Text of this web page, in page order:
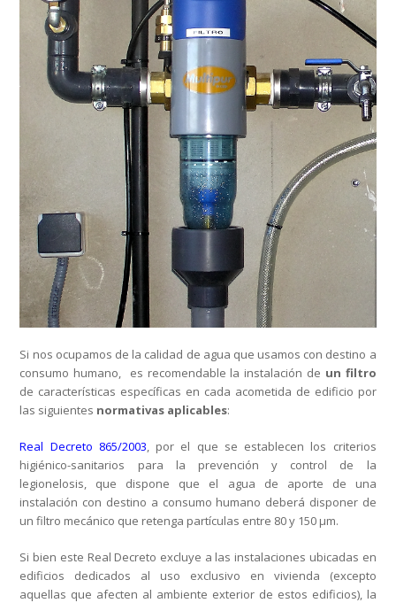
Si nos ocupamos de la calidad de agua que usamos con destino a
consumo humano, es recomendable la instalación de un filtro
de características específicas en cada acometida de edificio por
las siguientes normativas aplicables:
Real Decreto 865/2003 , por el que se establecen los criterios
higiénico-sanitarios para la prevención y control de la
legionelosis, que dispone que el agua de aporte de una
instalación con destino a consumo humano deberá disponer de
un filtro mecánico que retenga partículas entre 80 y 150 µm.
Si bien este Real Decreto excluye a las instalaciones ubicadas en
edificios dedicados al uso exclusivo en vivienda (excepto
aquellas que afecten al ambiente exterior de estos edificios), la